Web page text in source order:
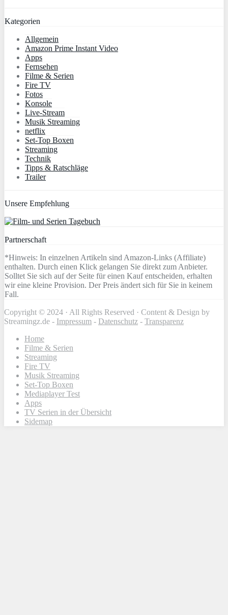
Kategorien
Allgemein
Amazon Prime Instant Video
Apps
Fernsehen
Filme & Serien
Fire TV
Fotos
Konsole
Live-Stream
Musik Streaming
netflix
Set-Top Boxen
Streaming
Technik
Tipps & Ratschläge
Trailer
Unsere Empfehlung
Partnerschaft
*Hinweis: In einzelnen Artikeln sind Amazon-Links (Affiliate)
enthalten. Durch einen Klick gelangen Sie direkt zum Anbieter.
Solltet Sie sich auf der Seite für einen Kauf entscheiden, erhalten
wir eine kleine Provision. Der Preis ändert sich für Sie in keinem
Fall.
Copyright © 2024 · All Rights Reserved · Content & Design by
Streamingz.de - Impressum - Datenschutz - Transparenz
Home
Filme & Serien
Streaming
Fire TV
Musik Streaming
Set-Top Boxen
Mediaplayer Test
Apps
TV Serien in der Übersicht
Sidemap